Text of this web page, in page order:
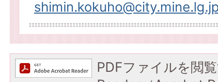
PDFファイルを閲